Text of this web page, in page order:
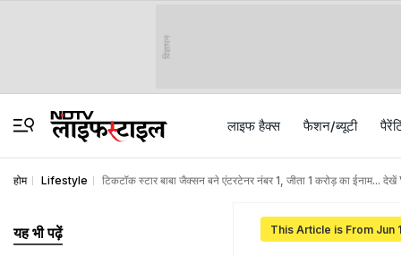
विज्ञापन
लाइफ हैक्स फैशन/ब्‍यूटी
होम Lifestyle टिकटॉक स्टार बाबा जैक्सन बने एंटरटेनर नंबर 1, जीता 1 करोड़ का ईनाम...
This Article is From Jun
यह भी पढ़ें